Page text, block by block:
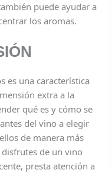
puede ayudar a
los aromas.
es una característica
extra a la
qué es y cómo se
del vino a elegir
de manera más
de un vino
presta atención a